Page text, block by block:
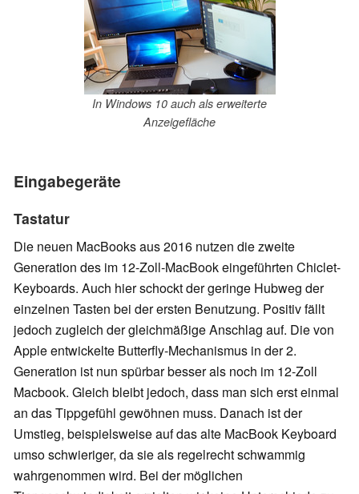
In Windows 10 auch als erweiterte
Anzeigefläche
Eingabegeräte
Tastatur
Die neuen MacBooks aus 2016 nutzen die zweite
Generation des im 12-Zoll-MacBook eingeführten Chiclet-
Keyboards. Auch hier schockt der geringe Hubweg der
einzelnen Tasten bei der ersten Benutzung. Positiv fällt
jedoch zugleich der gleichmäßige Anschlag auf. Die von
Apple entwickelte Butterfly-Mechanismus in der 2.
Generation ist nun spürbar besser als noch im 12-Zoll
Macbook. Gleich bleibt jedoch, dass man sich erst einmal
an das Tippgefühl gewöhnen muss. Danach ist der
Umstieg, beispielsweise auf das alte MacBook Keyboard
umso schwieriger, da sie als regelrecht schwammig
wahrgenommen wird. Bei der möglichen